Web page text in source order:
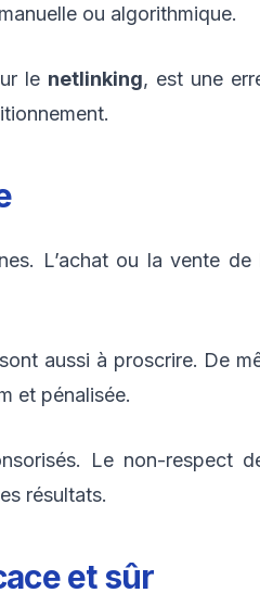
ou algorithmique.
le netlinking, est une
L’achat ou la vente de
aussi à proscrire. De
et pénalisée.
Le non-respect
résultats.
et sûr